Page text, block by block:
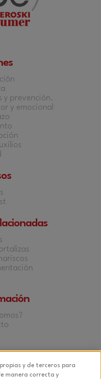
y prevención.
y emocional
y de terceros para
manera correcta y